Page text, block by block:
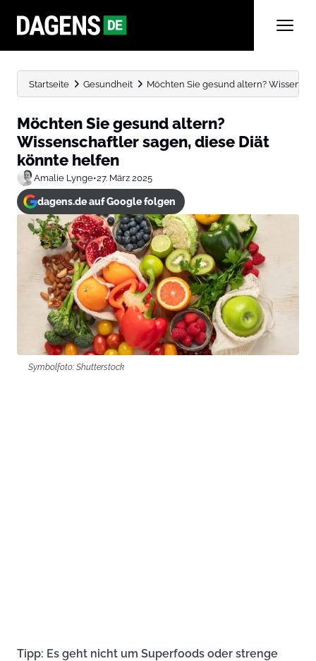
Startseite Gesundheit Möchten Sie gesund altern?
Möchten Sie gesund altern?
Wissenschaftler sagen, diese Diät
könnte helfen
Amalie Lynge•27. März 2025
dagens.de auf Google folgen
Symbolfoto: Shutterstock
Tipp: Es geht nicht um Superfoods oder strenge